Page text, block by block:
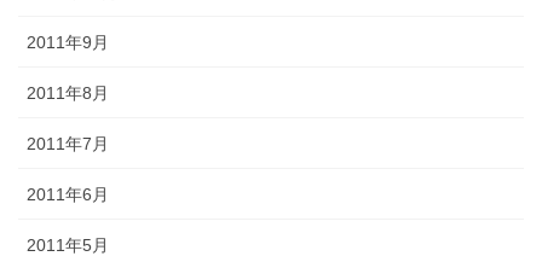
2011年9月
2011年8月
2011年7月
2011年6月
2011年5月